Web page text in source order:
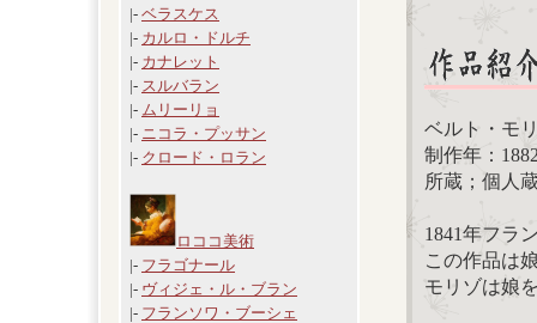
|- ベラスケス
|- カルロ・ドルチ
|- カナレット
|- スルバラン
|- ムリーリョ
|- ニコラ・プッサン
|- クロード・ロラン
ロココ美術
|- フラゴナール
|- ヴィジェ・ル・ブラン
|- フランソワ・ブーシェ
ベルト・モ
制作年：
所蔵；個人
1841年フラ
この作品は
モリゾは娘